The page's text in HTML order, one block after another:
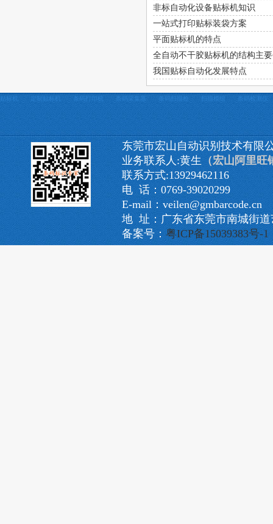
非标自动化设备贴标机知识
一站式打印贴标装袋方案
平面贴标机的特点
全自动不干胶贴标机的结构主
我国贴标自动化发展特点
贴标机 定制贴标机 条码打印机 条码采集器 条码扫描枪 扫描模组 条码检测仪
东莞市宏山自动识别技术有限
业务联系人:黄生 （宏山阿里旺
联系方式:13929462116
电 话：0769-39020299
E-mail：veilen@gmbarcode.cn
地 址：广东省东莞市南城街
备案号： 粤ICP备15039383号-1